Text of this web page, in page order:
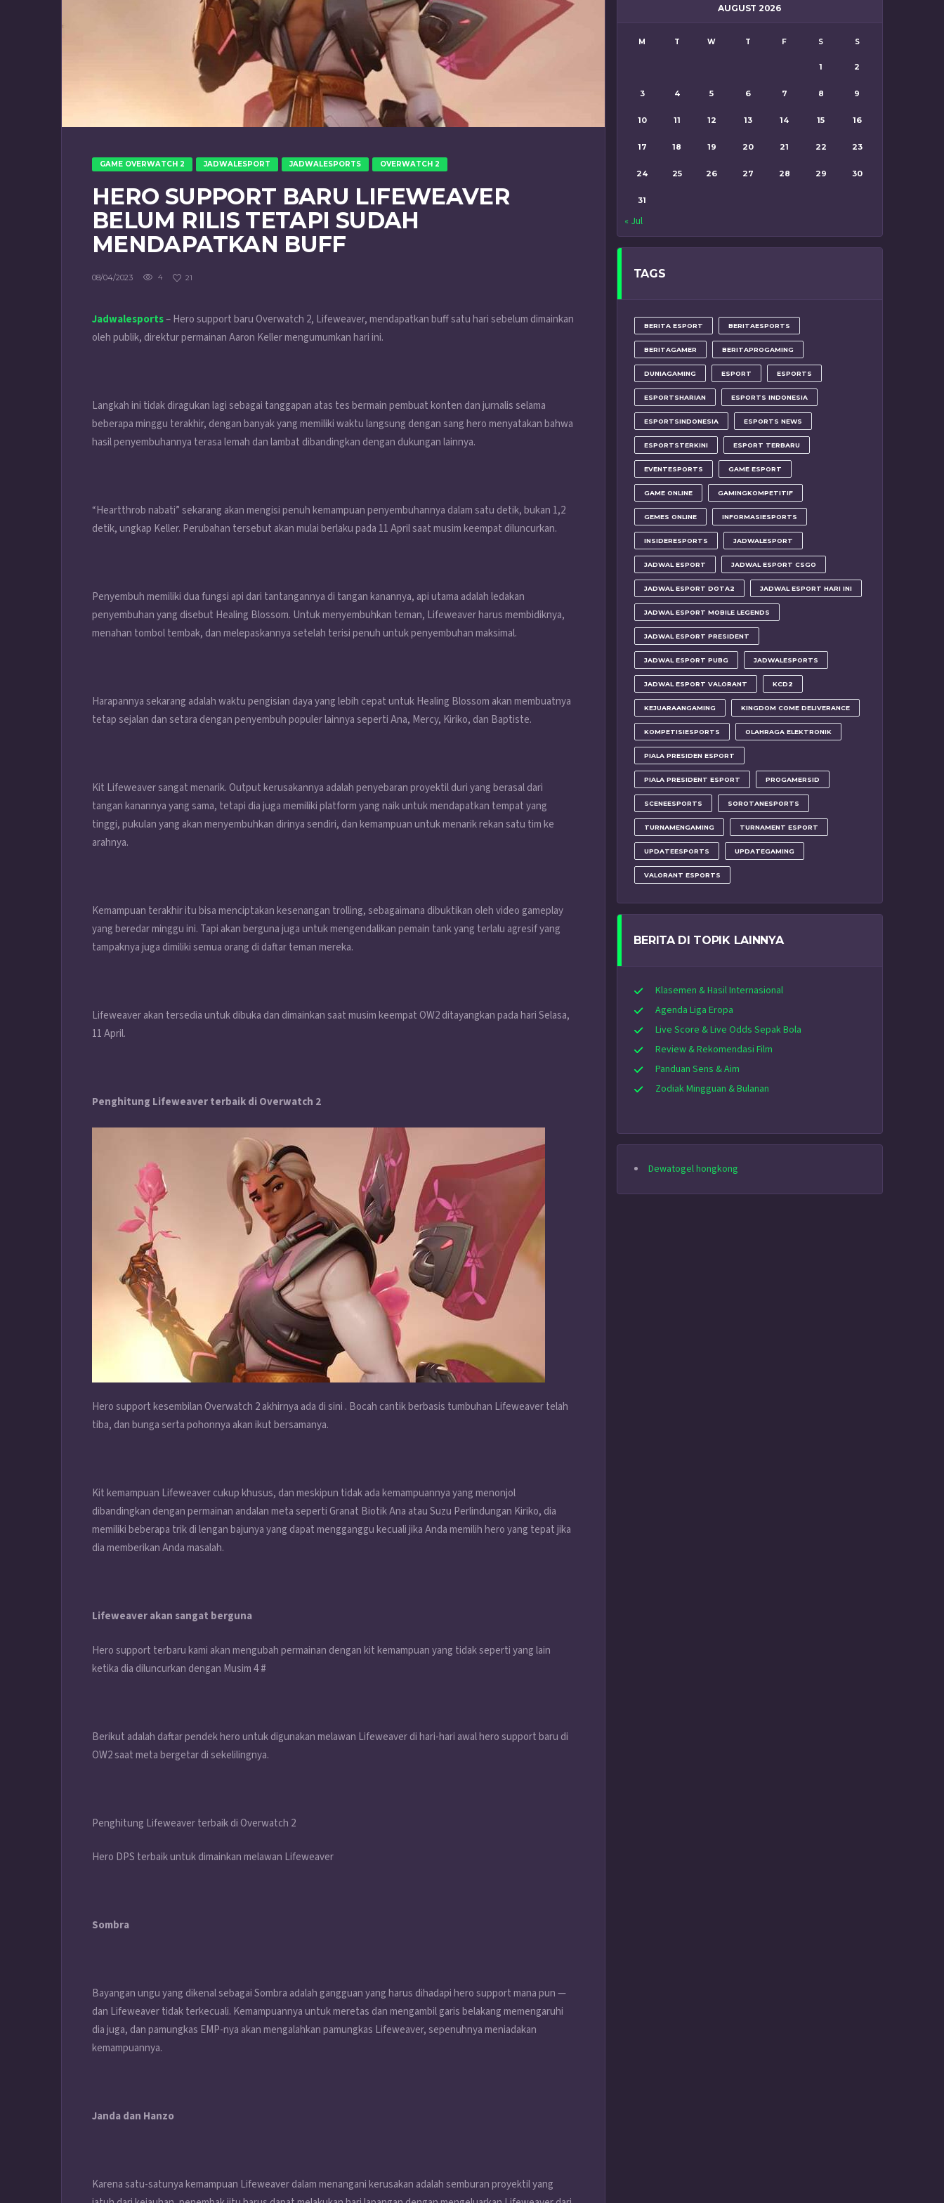
GAME OVERWATCH 2 JADWALESPORT JADWALESPORTS OVERWATCH 2
HERO SUPPORT BARU LIFEWEAVER
BELUM RILIS TETAPI SUDAH
MENDAPATKAN BUFF
08/04/2023 4 21
Jadwalesports– Hero support baru Overwatch 2, Lifeweaver, mendapatkan buff satu hari sebelum dimainkan
oleh publik, direktur permainan Aaron Keller mengumumkan hari ini.
Langkah ini tidak diragukan lagi sebagai tanggapan atas tes bermain pembuat konten dan jurnalis selama
beberapa minggu terakhir, dengan banyak yang memiliki waktu langsung dengan sang hero menyatakan bahwa
hasil penyembuhannya terasa lemah dan lambat dibandingkan dengan dukungan lainnya.
“Heartthrob nabati” sekarang akan mengisi penuh kemampuan penyembuhannya dalam satu detik, bukan 1,2
detik, ungkap Keller. Perubahan tersebut akan mulai berlaku pada 11 April saat musim keempat diluncurkan.
Penyembuh memiliki dua fungsi api dari tantangannya di tangan kanannya, api utama adalah ledakan
penyembuhan yang disebut Healing Blossom. Untuk menyembuhkan teman, Lifeweaver harus membidiknya,
menahan tombol tembak, dan melepaskannya setelah terisi penuh untuk penyembuhan maksimal.
Harapannya sekarang adalah waktu pengisian daya yang lebih cepat untuk Healing Blossom akan membuatnya
tetap sejalan dan setara dengan penyembuh populer lainnya seperti Ana, Mercy, Kiriko, dan Baptiste.
Kit Lifeweaver sangat menarik. Output kerusakannya adalah penyebaran proyektil duri yang berasal dari
tangan kanannya yang sama, tetapi dia juga memiliki platform yang naik untuk mendapatkan tempat yang
tinggi, pukulan yang akan menyembuhkan dirinya sendiri, dan kemampuan untuk menarik rekan satu tim ke
arahnya.
Kemampuan terakhir itu bisa menciptakan kesenangan trolling, sebagaimana dibuktikan oleh video gameplay
yang beredar minggu ini. Tapi akan berguna juga untuk mengendalikan pemain tank yang terlalu agresif yang
tampaknya juga dimiliki semua orang di daftar teman mereka.
Lifeweaver akan tersedia untuk dibuka dan dimainkan saat musim keempat OW2 ditayangkan pada hari Selasa,
11 April.
Penghitung Lifeweaver terbaik di Overwatch 2
Hero support kesembilan Overwatch 2 akhirnya ada di sini . Bocah cantik berbasis tumbuhan Lifeweaver telah
tiba, dan bunga serta pohonnya akan ikut bersamanya.
Kit kemampuan Lifeweaver cukup khusus, dan meskipun tidak ada kemampuannya yang menonjol
dibandingkan dengan permainan andalan meta seperti Granat Biotik Ana atau Suzu Perlindungan Kiriko, dia
memiliki beberapa trik di lengan bajunya yang dapat mengganggu kecuali jika Anda memilih hero yang tepat jika
dia memberikan Anda masalah.
Lifeweaver akan sangat berguna
Hero support terbaru kami akan mengubah permainan dengan kit kemampuan yang tidak seperti yang lain
ketika dia diluncurkan dengan Musim 4 #
Berikut adalah daftar pendek hero untuk digunakan melawan Lifeweaver di hari-hari awal hero support baru di
OW2 saat meta bergetar di sekelilingnya.
Penghitung Lifeweaver terbaik di Overwatch 2
Hero DPS terbaik untuk dimainkan melawan Lifeweaver
Sombra
Bayangan ungu yang dikenal sebagai Sombra adalah gangguan yang harus dihadapi hero support mana pun —
dan Lifeweaver tidak terkecuali. Kemampuannya untuk meretas dan mengambil garis belakang memengaruhi
dia juga, dan pamungkas EMP-nya akan mengalahkan pamungkas Lifeweaver, sepenuhnya meniadakan
kemampuannya.
Janda dan Hanzo
Karena satu-satunya kemampuan Lifeweaver dalam menangani kerusakan adalah semburan proyektil yang
AUGUST 2026
M T W T F S S
1 2
3 4 5 6 7 8 9
10 11 12 13 14 15 16
17 18 19 20 21 22 23
24 25 26 27 28 29 30
31
« Jul
TAGS
BERITA ESPORT BERITAESPORTS
BERITAGAMER BERITAPROGAMING
DUNIAGAMING ESPORT ESPORTS
ESPORTSHARIAN ESPORTS INDONESIA
ESPORTSINDONESIA ESPORTS NEWS
ESPORTSTERKINI ESPORT TERBARU
EVENTESPORTS GAME ESPORT
GAME ONLINE GAMINGKOMPETITIF
GEMES ONLINE INFORMASIESPORTS
INSIDERESPORTS JADWALESPORT
JADWAL ESPORT JADWAL ESPORT CSGO
JADWAL ESPORT DOTA2 JADWAL ESPORT HARI INI
JADWAL ESPORT MOBILE LEGENDS
JADWAL ESPORT PRESIDENT
JADWAL ESPORT PUBG JADWALESPORTS
JADWAL ESPORT VALORANT KCD2
KEJUARAANGAMING KINGDOM COME DELIVERANCE
KOMPETISIESPORTS OLAHRAGA ELEKTRONIK
PIALA PRESIDEN ESPORT
PIALA PRESIDENT ESPORT PROGAMERSID
SCENEESPORTS SOROTANESPORTS
TURNAMENGAMING TURNAMENT ESPORT
UPDATEESPORTS UPDATEGAMING
VALORANT ESPORTS
BERITA DI TOPIK LAINNYA
Klasemen & Hasil Internasional
Agenda Liga Eropa
Live Score & Live Odds Sepak Bola
Review & Rekomendasi Film
Panduan Sens & Aim
Zodiak Mingguan & Bulanan
Dewatogel hongkong